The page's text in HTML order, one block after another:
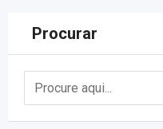
Procurar